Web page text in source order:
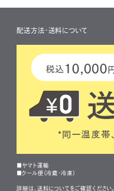
配送方法・送料について
■ヤマト運輸
■クール便（冷蔵・冷凍）
詳細は、 送料について をご確認ください。